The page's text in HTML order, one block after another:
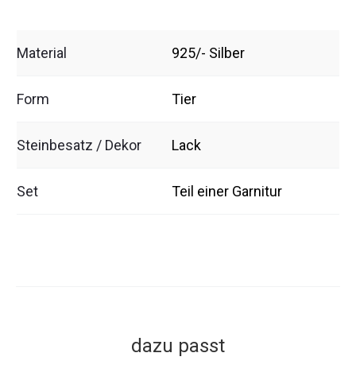
Material 925/- Silber
Form Tier
Steinbesatz / Dekor Lack
Set Teil einer Garnitur
dazu passt